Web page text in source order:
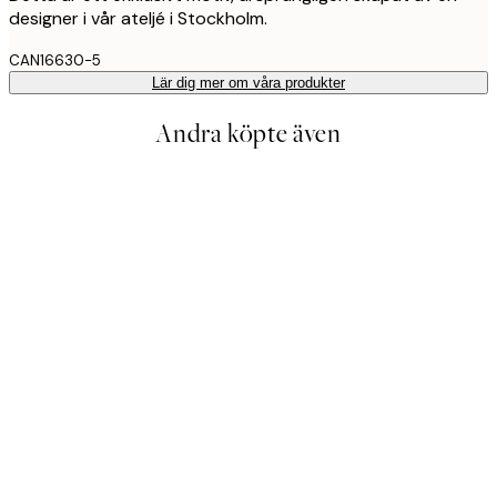
designer i vår ateljé i Stockholm.
CAN16630-5
Lär dig mer om våra produkter
Andra köpte även